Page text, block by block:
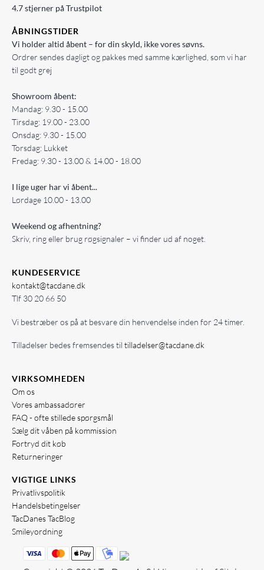
4.7 stjerner på Trustpilot
ÅBNINGSTIDER
Vi holder altid åbent – for din skyld, ikke vores søvns.
Ordrer sendes dagligt og pakkes med samme kærlighed, som vi har
til godt grej
Showroom åbent:
Mandag: 9.30 - 15.00
Tirsdag: 19.00 - 23.00
Onsdag: 9.30 - 15.00
Torsdag: Lukket
Fredag: 9.30 - 13.00 & 14.00 - 18.00
I lige uger har vi åbent...
Lørdage 10.00 - 13.00
Weekend og afhentning?
Skriv, ring eller brug røgsignaler – vi finder ud af noget.
KUNDESERVICE
kontakt@tacdane.dk
Tlf 30 20 66 50
Vi bestræber os på at besvare din henvendelse inden for 24 timer.
Tilladelser bedes fremsendes til tilladelser@tacdane.dk
VIRKSOMHEDEN
Om os
Vores ambassadører
FAQ - ofte stillede spørgsmål
Sælg dit våben på kommission
Fortryd dit køb
Returneringer
VIGTIGE LINKS
Privatlivspolitik
Handelsbetingelser
TacDanes TacBlog
Smileyordning